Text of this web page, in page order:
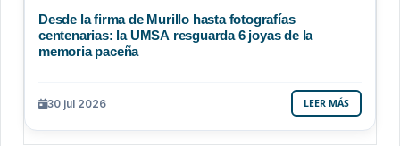
Desde la firma de Murillo hasta fotografías
centenarias: la UMSA resguarda 6 joyas de la
memoria paceña
30 jul 2026 LEER MÁS